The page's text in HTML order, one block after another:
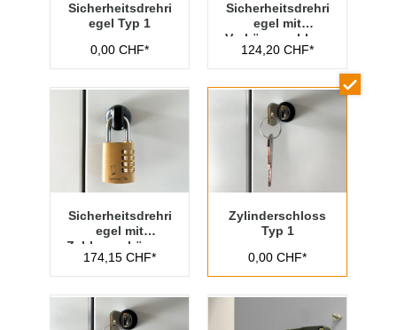
Sicherheitsdrehri
egel Typ 1
0,00 CHF*
Sicherheitsdrehri
egel mit
Vorhängeschloss
Typ 1
124,20 CHF*
Sicherheitsdrehri
egel mit
Zahlenvorhänges
chloss Typ 1
174,15 CHF*
Zylinderschloss
Typ 1
0,00 CHF*